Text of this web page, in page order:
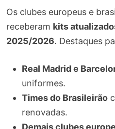
Os clubes europeus e
receberam kits
2025/2026. Destaques
Real Madrid e
uniformes.
Times do Brasileirão
renovadas.
Demais clubes